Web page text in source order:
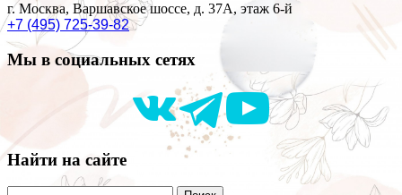
г. Москва, Варшавское шоссе, д. 37А, этаж 6-й
+7 (495) 725-39-82
Мы в социальных сетях
Найти на сайте